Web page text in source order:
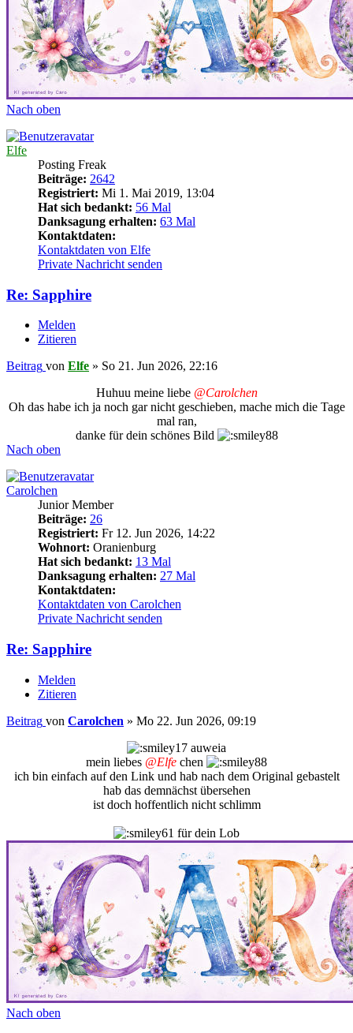
Nach oben
Elfe
Posting Freak
Beiträge: 2642
Registriert: Mi 1. Mai 2019, 13:04
Hat sich bedankt: 56 Mal
Danksagung erhalten: 63 Mal
Kontaktdaten:
Kontaktdaten von Elfe
Private Nachricht senden
Re: Sapphire
Melden
Zitieren
Beitrag von Elfe » So 21. Jun 2026, 22:16
Huhuu meine liebe @Carolchen
Oh das habe ich ja noch gar nicht geschieben, mache mich die Tage
mal ran,
danke für dein schönes Bild
Nach oben
Carolchen
Junior Member
Beiträge: 26
Registriert: Fr 12. Jun 2026, 14:22
Wohnort: Oranienburg
Hat sich bedankt: 13 Mal
Danksagung erhalten: 27 Mal
Kontaktdaten:
Kontaktdaten von Carolchen
Private Nachricht senden
Re: Sapphire
Melden
Zitieren
Beitrag von Carolchen » Mo 22. Jun 2026, 09:19
auweia
mein liebes @Elfe chen
ich bin einfach auf den Link und hab nach dem Original gebastelt
hab das demnächst übersehen
ist doch hoffentlich nicht schlimm
für dein Lob
Nach oben